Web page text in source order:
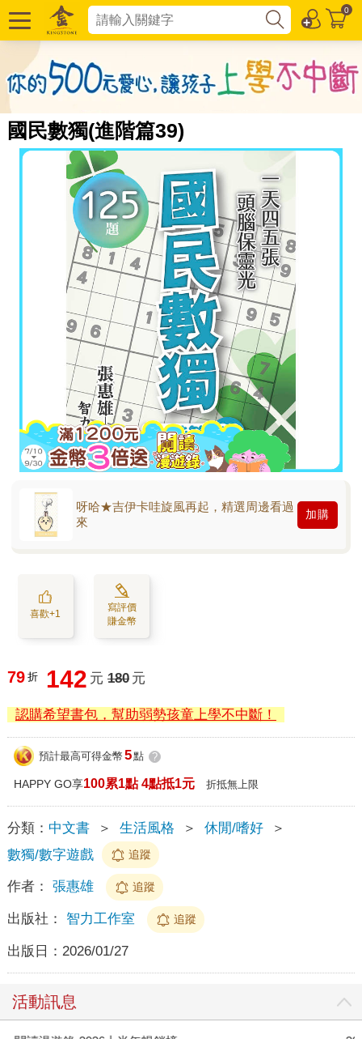
0
國民數獨(進階篇39)
呀哈★吉伊卡哇旋風再起，精選周邊看過
來
加購
喜歡+1
寫評價
賺金幣
79 折 142 元 180 元
認購希望書包，幫助弱勢孩童上學不中斷！
預計最高可得金幣 5點 ?
HAPPY GO享100累1點 4點抵1元 折抵無上限
分類： 中文書 ＞ 生活風格 ＞ 休閒/嗜好
＞
數獨/數字遊戲
追蹤
作者： 張惠雄 追蹤
出版社： 智力工作室 追蹤
出版日： 2026/01/27
活動訊息